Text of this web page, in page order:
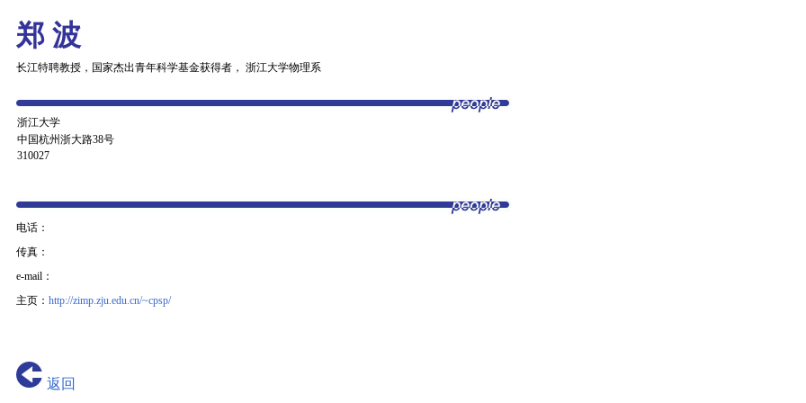
郑 波
长江特聘教授，国家杰出青年科学基金获得者， 浙江大学物理系
浙江大学
中国杭州浙大路38号
310027
电话：
传真：
e-mail：
主页： http://zimp.zju.edu.cn/~cpsp/
返回